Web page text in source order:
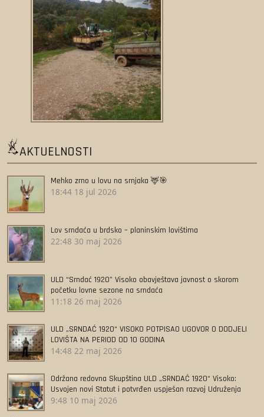
AKTUELNOSTI
Mehko zrno u lovu na srnjaka 🦌🎯
18:44 18 jul 2026
Lov srndaća u brdsko – planinskim lovištima
22:48 30 maj 2026
ULD “Srndać 1920” Visoko obavještava javnost o skorom
početku lovne sezone na srndaća
11:18 26 maj 2026
ULD „SRNDAĆ 1920“ VISOKO POTPISAO UGOVOR O DODJELI
LOVIŠTA NA PERIOD OD 10 GODINA
14:48 22 maj 2026
Održana redovna Skupština ULD „SRNDAĆ 1920“ Visoko:
Usvojen novi Statut i potvrđen uspješan razvoj Udruženja
9:48 10 maj 2026